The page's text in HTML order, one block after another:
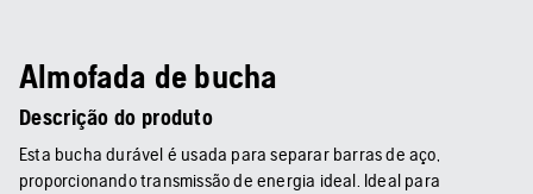
Almofada de bucha
Descrição do produto
Esta bucha durável é usada para separar barras de aço,
proporcionando transmissão de energia ideal. Ideal para